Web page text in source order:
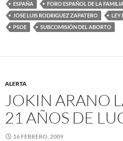
ESPAÑA
FORO ESPAÑOL DE LA
JOSE LUIS RODRIGUEZ ZAPATERO
LEY
PSOE
SUBCOMISIÓN DEL ABORTO
ALERTA
JOKIN ARANO
21 AÑOS DE
16 FEBRERO, 2009